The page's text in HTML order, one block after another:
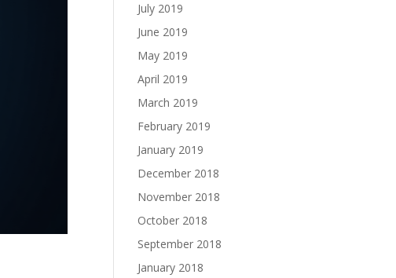
July 2019
June 2019
May 2019
April 2019
March 2019
February 2019
January 2019
December 2018
November 2018
October 2018
September 2018
January 2018